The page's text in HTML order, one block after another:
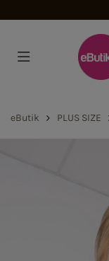
eButik PLUS SIZE